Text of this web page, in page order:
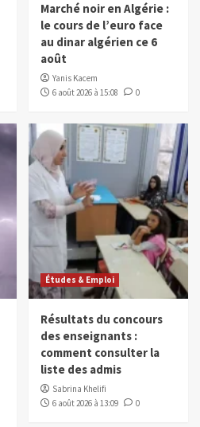
Marché noir en Algérie :
le cours de l’euro face
au dinar algérien ce 6
août
Yanis Kacem
6 août 2026 à 15:08
0
Études & Emploi
Résultats du concours
des enseignants :
comment consulter la
liste des admis
Sabrina Khelifi
6 août 2026 à 13:09
0